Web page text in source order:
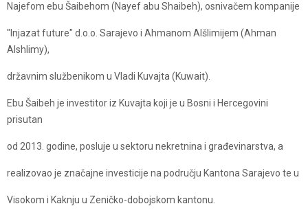
Najefom ebu Šaibehom (Nayef abu Shaibeh), osnivačem kompanije
"Injazat future" d.o.o. Sarajevo i Ahmanom Alšlimijem (Ahman
Alshlimy),
državnim službenikom u Vladi Kuvajta (Kuwait).
Ebu Šaibeh je investitor iz Kuvajta koji je u Bosni i Hercegovini
prisutan
od 2013. godine, posluje u sektoru nekretnina i građevinarstva, a
realizovao je značajne investicije na području Kantona Sarajevo te u
Visokom i Kaknju u Zeničko-dobojskom kantonu.